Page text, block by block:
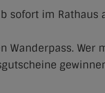
sofort im Rathaus
Wanderpass.